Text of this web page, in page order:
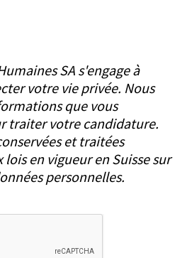
SA s'engage à
votre vie privée. Nous
que vous
traiter votre candidature.
et traitées
en vigueur en Suisse sur
personnelles.